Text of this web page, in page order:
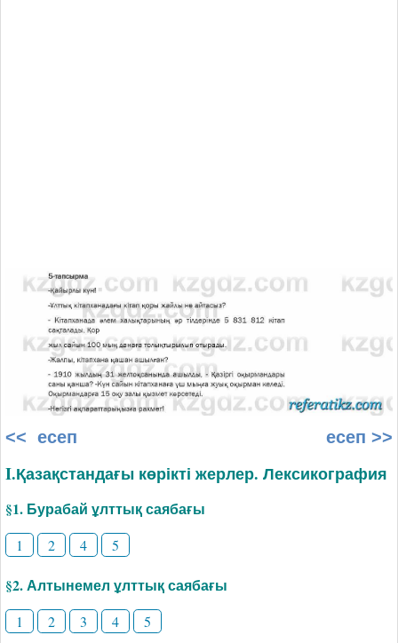
<< есеп есеп >>
I.Қазақстандағы көрікті жерлер. Лексикография
§1. Бурабай ұлттық саябағы
1 2 4 5
§2. Алтынемел ұлттық саябағы
1 2 3 4 5